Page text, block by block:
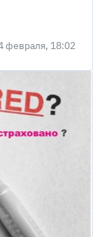
февраля, 18:02